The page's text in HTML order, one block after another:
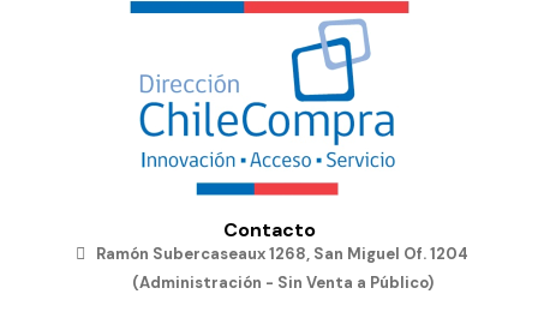
Contacto
Ramón Subercaseaux 1268, San Miguel Of. 1204
(Administración - Sin Venta a Público)